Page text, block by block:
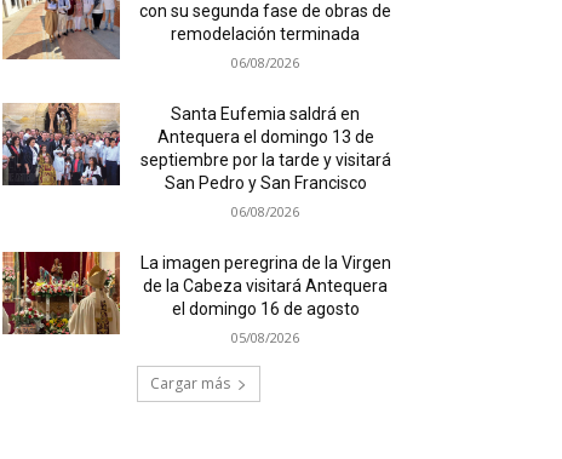
con su segunda fase de obras de
remodelación terminada
06/08/2026
Santa Eufemia saldrá en
Antequera el domingo 13 de
septiembre por la tarde y visitará
San Pedro y San Francisco
06/08/2026
La imagen peregrina de la Virgen
de la Cabeza visitará Antequera
el domingo 16 de agosto
05/08/2026
Cargar más